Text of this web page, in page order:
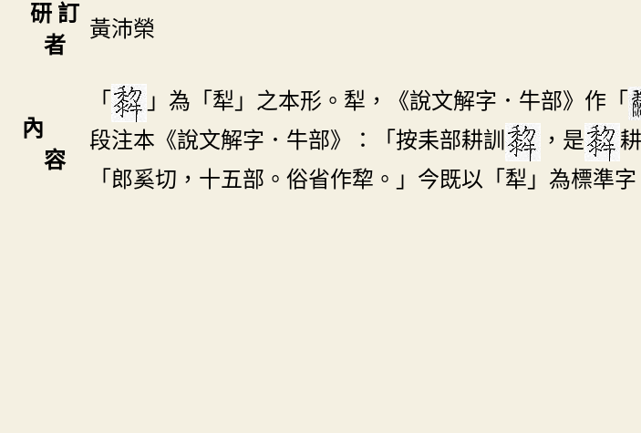
研 訂
者
黃沛榮
內
容
「 」為「犁」之本形。犁，《說文解字．牛部》作「
段注本《說文解字．牛部》：「按耒部耕訓
，是
「郎奚切，十五部。俗省作犂。」今既以「犁」為標準字